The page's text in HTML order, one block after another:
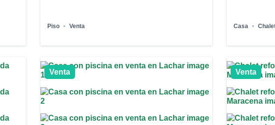
Piso Venta Casa
Venta Venta